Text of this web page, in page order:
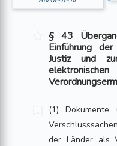
§ 43
Einführung
Justiz und
(1)
der Länder als